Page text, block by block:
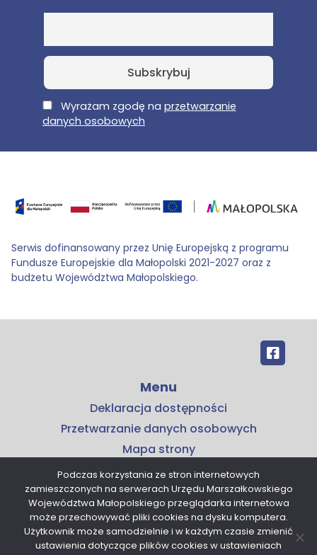
E-MailWyrażam zgodę na przetwarzanie
danych osobowych
Serwis dofinansowany przez Unię Europejską z programu
Fundusze Europejskie dla Małopolski 2021-2027 oraz z
budżetu Województwa Małopolskiego.
Menu
Deklaracja dostępności
Przetwarzanie danych osobowych
Mapa strony
Kontakt
Kontakt
Małopolskie Centrum Przedsiębiorczości
ul. Armii Krajowej 16
30-150 Kraków
Podczas korzystania ze stron internetowych
zamieszczonych na serwerach Urzędu Marszałkowskiego
Województwa Małopolskiego przeglądarka internetowa
może przechowywać pliki cookies na dysku komputera.
Użytkownik może samodzielnie i w każdym czasie zmienić
ustawienia dotyczące plików cookies w ustawieniach